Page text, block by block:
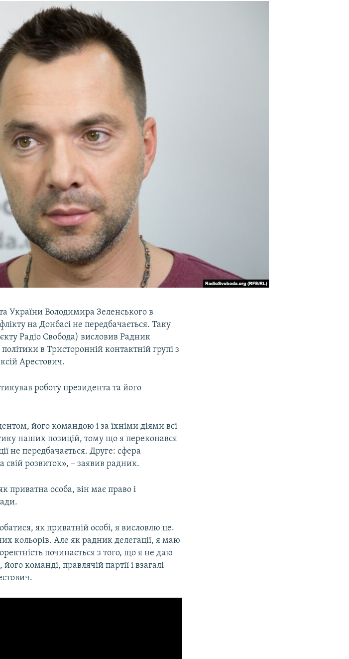
України Володимира Зеленського в
на Донбасі не передбачається. Таку
Радіо Свобода) висловив Радник
в Тристоронній контактній групі з
Арестович.
роботу президента та його
його командою і за їхніми діями всі
наших позицій, тому що я переконався
не передбачається. Друге: сфера
свій розвиток», – заявив радник.
особа, він має право і
як приватній особі, я висловлю це.
кольорів. Але як радник делегації, я маю
починається з того, що я не даю
команді, правлячій партії і взагалі